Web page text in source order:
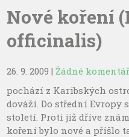
Nové koření
officinalis)
26. 9. 2009 |Žádné
pochází z Karibských
dováží. Do střední Evropy
století. Proti již dříve
koření bylo nové a přišlo